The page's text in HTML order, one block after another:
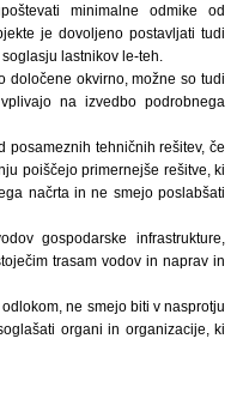
minimalne odmike od
je dovoljeno postavljati tudi
lastnikov le-teh.
določene okvirno, možne so tudi
na izvedbo podrobnega
posameznih tehničnih rešitev, če
poiščejo primernejše rešitve, ki
načrta in ne smejo poslabšati
gospodarske infrastrukture,
trasam vodov in naprav in
ne smejo biti v nasprotju
organi in organizacije, ki